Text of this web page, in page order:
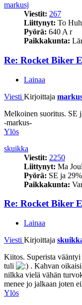
markusj
Viestit: 267
Liittynyt: To
Pyörä: 640 A r
Paikkakunta:
Re: Rocket Biker
Lainaa
Viesti Kirjoittaja
Melkoinen suoritus. SE
-markus-
Ylös
skuikka
Viestit: 2250
Liittynyt: Ma
Pyörä: SE ja
Paikkakunta:
Re: Rocket Biker
Lainaa
Viesti Kirjoittaja
Kiitos. Superista
tuli
. Kahvan
nilkka vielä vähän
menee jo jalkaan joten
Ylös